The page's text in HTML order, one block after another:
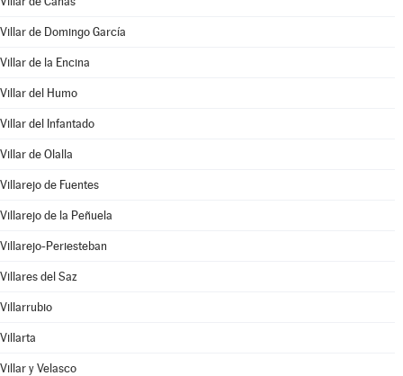
Villar de Domingo García
Villar de la Encina
Villar del Humo
Villar del Infantado
Villar de Olalla
Villarejo de Fuentes
Villarejo de la Peñuela
Villarejo-Periesteban
Villares del Saz
Villarrubio
Villarta
Villar y Velasco